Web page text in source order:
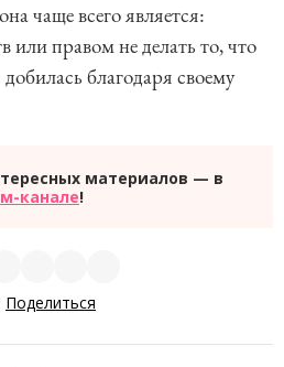
чаще всего является:
или правом не делать то, что
благодаря своему
материалов — в
канале!
Поделиться